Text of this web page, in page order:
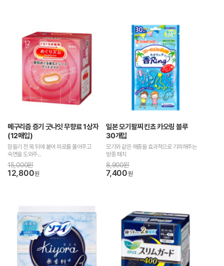
메구리즘 증기 굿나잇 무향료 1상자
(12매입)
잠들기 전 목 뒤에 붙여 피로를 풀어주고
숙면을 도와주...
15,000원
12,800원
일본 모기팔찌 킨쵸 카오링 블루
30개입
모기와 같은 해충을 효과적으로 기피해주는
방충 패치
8,900원
7,400원